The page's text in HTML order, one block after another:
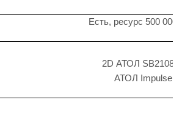
Есть, ресурс 500 000
2D АТОЛ SB2108
АТОЛ Impulse